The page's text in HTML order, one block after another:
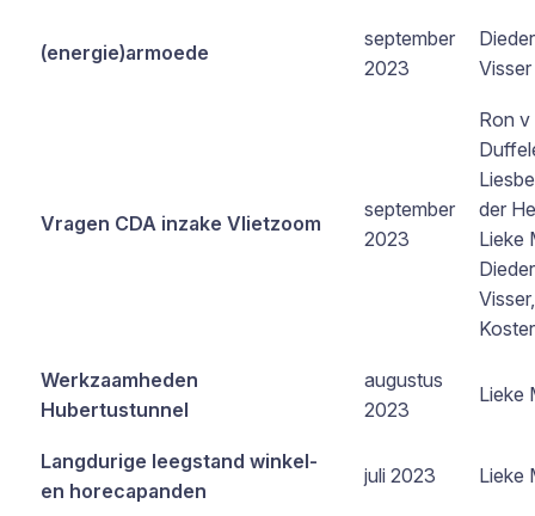
(energie)armoede
september
2023
Visser
Vragen CDA inzake Vlietzoom
september
2023
Ron v
der
Lieke
Koster
Werkzaamheden
Hubertustunnel
augustus
2023
Lieke
Langdurige leegstand winkel-
en horecapanden
juli 2023 Lieke